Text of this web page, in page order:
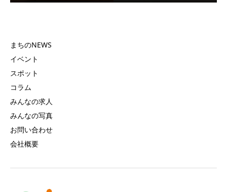
まちのNEWS
イベント
スポット
コラム
みんなの求人
みんなの写真
お問い合わせ
会社概要